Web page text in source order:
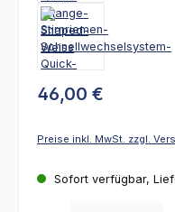
46,00 €
Preise inkl. MwSt. zzgl.
Sofort verfügbar,